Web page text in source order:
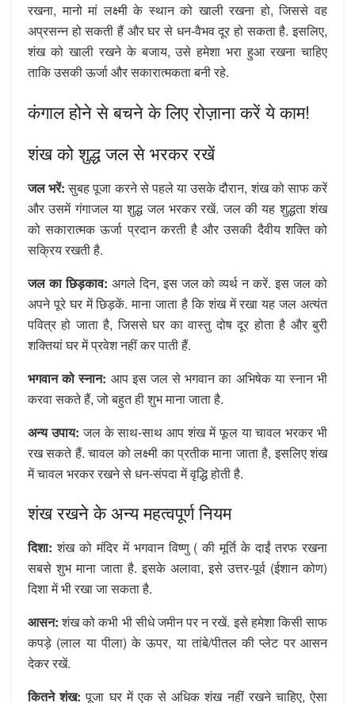
रखना, मानो मां लक्ष्मी के स्थान को खाली रखना हो, जिससे वह
अप्रसन्न हो सकती हैं और घर से धन-वैभव दूर हो सकता है. इसलिए,
शंख को खाली रखने के बजाय, उसे हमेशा भरा हुआ रखना चाहिए
ताकि उसकी ऊर्जा और सकारात्मकता बनी रहे.
कंगाल होने से बचने के लिए रोज़ाना करें ये काम!
शंख को शुद्ध जल से भरकर रखें
जल भरें:सुबह पूजा करने से पहले या उसके दौरान, शंख को साफ करें
और उसमें गंगाजल या शुद्ध जल भरकर रखें. जल की यह शुद्धता शंख
को सकारात्मक ऊर्जा प्रदान करती है और उसकी दैवीय शक्ति को
सक्रिय रखती है.
जल का छिड़काव: अगले दिन, इस जल को व्यर्थ न करें. इस जल को
अपने पूरे घर में छिड़कें. माना जाता है कि शंख में रखा यह जल अत्यंत
पवित्र हो जाता है, जिससे घर का वास्तु दोष दूर होता है और बुरी
शक्तियां घर में प्रवेश नहीं कर पाती हैं.
भगवान को स्नान: आप इस जल से भगवान का अभिषेक या स्नान भी
करवा सकते हैं, जो बहुत ही शुभ माना जाता है.
अन्य उपाय: जल के साथ-साथ आप शंख में फूल या चावल भरकर भी
रख सकते हैं. चावल को लक्ष्मी का प्रतीक माना जाता है, इसलिए शंख
में चावल भरकर रखने से धन-संपदा में वृद्धि होती है.
शंख रखने के अन्य महत्वपूर्ण नियम
दिशा: शंख को मंदिर में भगवान विष्णु ( की मूर्ति के दाईं तरफ रखना
सबसे शुभ माना जाता है. इसके अलावा, इसे उत्तर-पूर्व (ईशान कोण)
दिशा में भी रखा जा सकता है.
आसन:शंख को कभी भी सीधे जमीन पर न रखें. इसे हमेशा किसी साफ
कपड़े (लाल या पीला) के ऊपर, या तांबे/पीतल की प्लेट पर आसन
देकर रखें.
कितने शंख: पूजा घर में एक से अधिक शंख नहीं रखने चाहिए, ऐसा